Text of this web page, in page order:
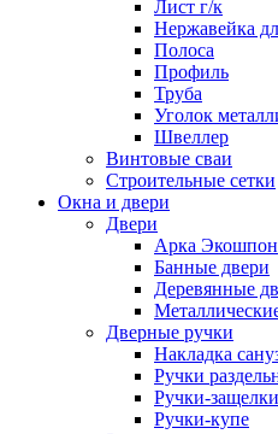
Лист г/к
Нержавейка
Полоса
Профиль
Труба
Уголок
Швеллер
Винтовые сваи
Строительные сетки
Окна и двери
Двери
Арка Экошпон
Банные двери
Деревянные
Дверные ручки
Накладка
Ручки
Ручки-защелки
Ручки-купе